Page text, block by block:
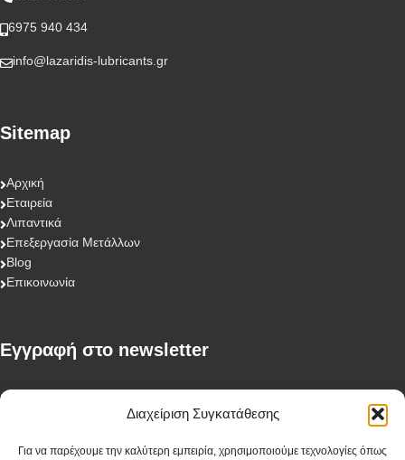
Διαχείριση Συγκατάθεσης
Για να παρέχουμε την καλύτερη εμπειρία, χρησιμοποιούμε τεχνολογίες όπως
6975 940 434
info@lazaridis-lubricants.gr
Sitemap
Αρχική
Εταιρεία
Λιπαντικά
Επεξεργασία Μετάλλων
Blog
Επικοινωνία
Eγγραφή στο newsletter
First Name